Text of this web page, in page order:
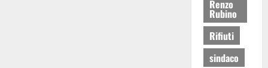
Renzo
Rubino
Rifiuti
sindaco